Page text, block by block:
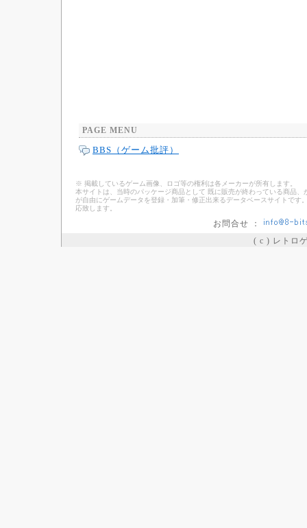
PAGE MENU
BBS（ゲーム批評）
※ 掲載しているゲーム画像、ロゴ等の権利は各メーカーが所有します。
本サイトは、当時のパッケージ商品として 既に販売が終わっている商品
が自由にゲームデータを登録・加筆・修正出来るデータベースサイトで
応致します。
お問合せ ：
( c ) レトロ